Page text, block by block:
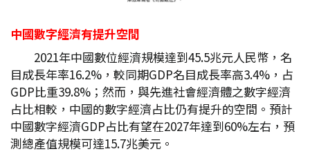
中國數字經濟有提升空間
2021年中國數位經濟規模達到45.5兆元人民幣，名
目成長年率16.2%，較同期GDP名目成長率高3.4%，占
GDP比重39.8%；然而，與先進社會經濟體之數字經濟
占比相較，中國的數字經濟占比仍有提升的空間。預計
中國數字經濟GDP占比有望在2027年達到60%左右，預
測總產值規模可達15.7兆美元。